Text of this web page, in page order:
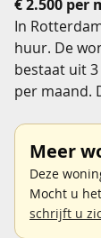
€ 2.500 per
In
huur. De
bestaat uit
per maand.
Meer
Deze
Mocht u
schrijft u